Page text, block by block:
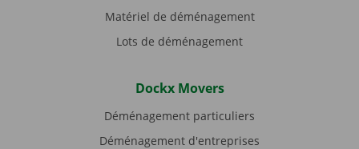
Matériel de déménagement
Lots de déménagement
Dockx Movers
Déménagement particuliers
Déménagement d'entreprises